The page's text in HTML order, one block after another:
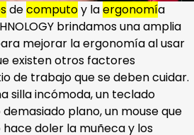
decomputoy laergonomía
brindamos una amplia
mejorar la ergonomía al usar
existen otros factores
de trabajo que se deben cuidar.
silla incómoda, un teclado
plano, un mouse que
doler la muñeca y los